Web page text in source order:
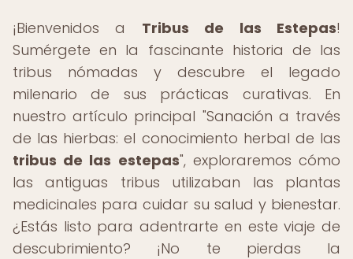
¡Bienvenidos a Tribus de las Estepas!
Sumérgete en la fascinante historia de las
tribus nómadas y descubre el legado
milenario de sus prácticas curativas. En
nuestro artículo principal "Sanación a través
de las hierbas: el conocimiento herbal de las
tribus de las estepas", exploraremos cómo
las antiguas tribus utilizaban las plantas
medicinales para cuidar su salud y bienestar.
¿Estás listo para adentrarte en este viaje de
descubrimiento? ¡No te pierdas la